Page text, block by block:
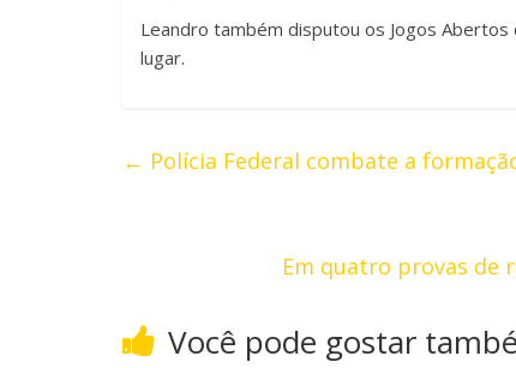
Leandro também disputou os Jogos
lugar.
← Polícia Federal combate a
Em quatro provas de
Você pode gostar